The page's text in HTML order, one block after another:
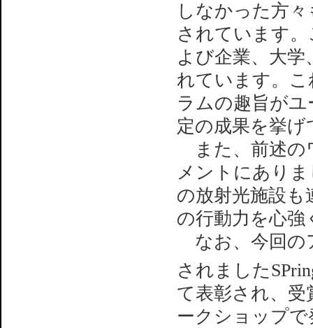
しなかった方
されています
よび企業、大
れています。
ラムの趣旨が
定の成果を挙
また、前述の
メントにあり
の放射光施設
の行動力を心
なお、今回の
されました
て表彰され、
ークショップ